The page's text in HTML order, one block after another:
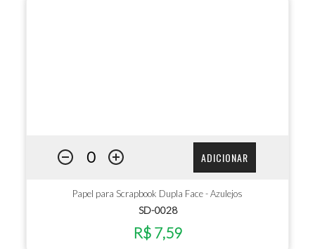
ADICIONAR
Papel para Scrapbook Dupla Face - Azulejos
SD-0028
R$ 7,59